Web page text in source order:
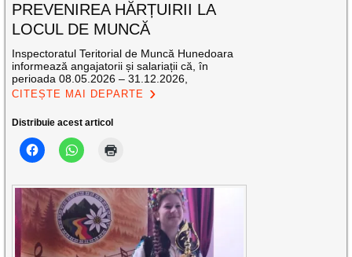
PREVENIREA HĂRȚUIRII LA
LOCUL DE MUNCĂ
Inspectoratul Teritorial de Muncă Hunedoara
informează angajatorii și salariații că, în
perioada 08.05.2026 – 31.12.2026,
CITEȘTE MAI DEPARTE
Distribuie acest articol